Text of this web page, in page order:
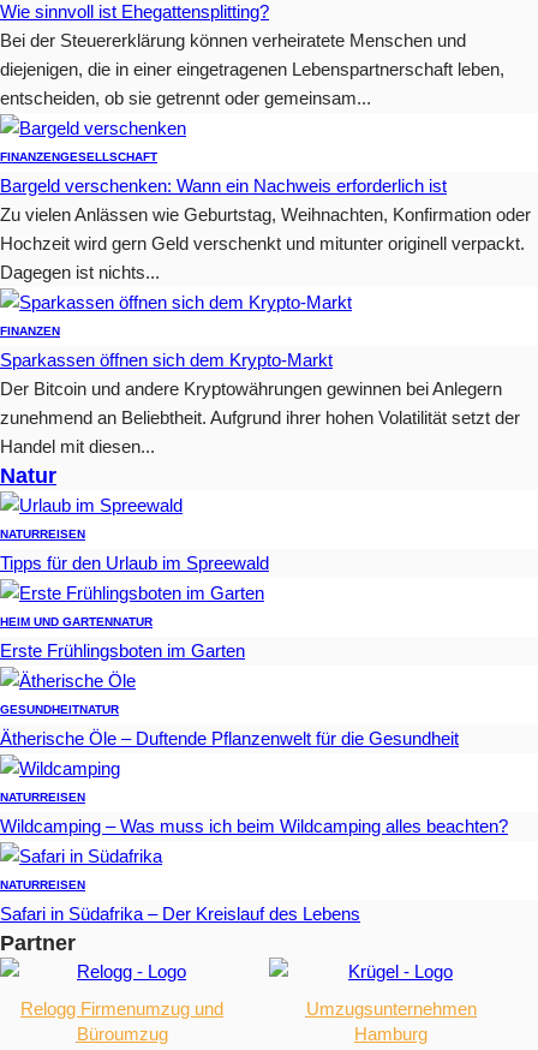
Wie sinnvoll ist Ehegattensplitting?
Bei der Steuererklärung können verheiratete Menschen und
diejenigen, die in einer eingetragenen Lebenspartnerschaft leben,
entscheiden, ob sie getrennt oder gemeinsam...
FINANZENGESELLSCHAFT
Bargeld verschenken: Wann ein Nachweis erforderlich ist
Zu vielen Anlässen wie Geburtstag, Weihnachten, Konfirmation oder
Hochzeit wird gern Geld verschenkt und mitunter originell verpackt.
Dagegen ist nichts...
FINANZEN
Sparkassen öffnen sich dem Krypto-Markt
Der Bitcoin und andere Kryptowährungen gewinnen bei Anlegern
zunehmend an Beliebtheit. Aufgrund ihrer hohen Volatilität setzt der
Handel mit diesen...
Natur
NATURREISEN
Tipps für den Urlaub im Spreewald
HEIM UND GARTENNATUR
Erste Frühlingsboten im Garten
GESUNDHEITNATUR
Ätherische Öle – Duftende Pflanzenwelt für die Gesundheit
NATURREISEN
Wildcamping – Was muss ich beim Wildcamping alles beachten?
NATURREISEN
Safari in Südafrika – Der Kreislauf des Lebens
Partner
Relogg Firmenumzug und
Büroumzug
Umzugsunternehmen
Hamburg